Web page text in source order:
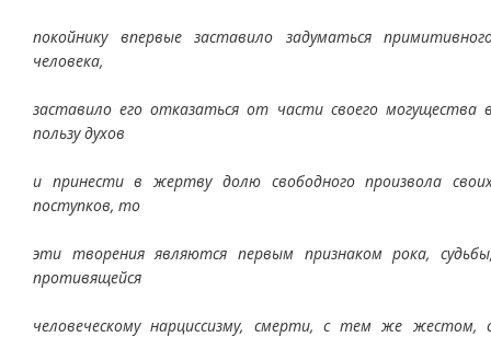
покойнику впервые заставило задуматься
человека,
заставило его отказаться от части своего могущества
пользу духов
и принести в жертву долю свободного произвола
поступков, то
эти творения являются первым признаком рока,
противящейся
человеческому нарциссизму, смерти, с тем же жестом,